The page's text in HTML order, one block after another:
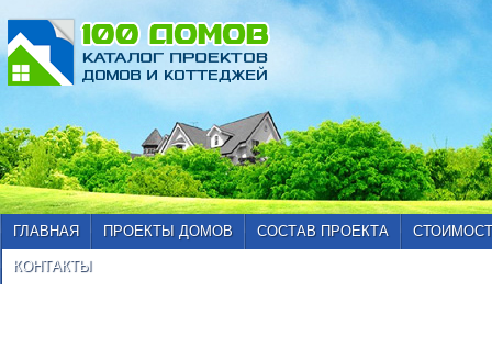
ГЛАВНАЯ ПРОЕКТЫ ДОМОВ СОСТАВ ПРОЕКТА
КОНТАКТЫ